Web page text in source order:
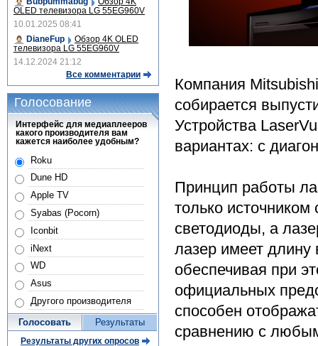
Компания
собирается
Устройства
вариантах: с
Принцип работы
только источником
светодиоды, а
лазер имеет длину
обеспечивая при
официальных
способен
сравнению с
OLED телевизора LG 55EG960V
10.01.2025 08:41
DianeFup
Обзор 4K OLED
телевизора LG 55EG960V
14.12.2024 21:12
Все комментарии
Голосование
Интерфейс для медиаплееров
какого производителя вам
кажется наиболее удобным?
Roku
Dune HD
Apple TV
Syabas (Pocorn)
Iconbit
iNext
WD
Asus
Другого производителя
Голосовать Результаты
Результаты других опросов